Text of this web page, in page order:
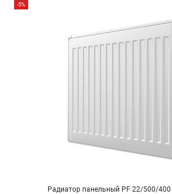
-5%
Радиатор панельный PF 22/500/400